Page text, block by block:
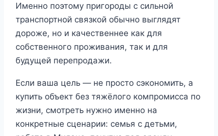
Именно поэтому пригороды с сильной
транспортной связкой обычно выглядят
дороже, но и качественнее как для
собственного проживания, так и для
будущей перепродажи.
Если ваша цель — не просто сэкономить, а
купить объект без тяжёлого компромисса по
жизни, смотреть нужно именно на
конкретные сценарии: семья с детьми,